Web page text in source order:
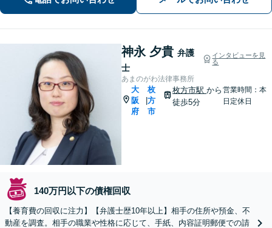
神永 夕貴 弁護
士
インタビューを見
る
あまのがわ法律事務所
大
阪
府
|
枚
方
市
枚方市駅 から
徒歩5分
営業時間：本
日定休日
140万円以下の債権回収
【養育費の回収に注力】【弁護士歴10年以上】相手の住所や預金、不
動産を調査。相手の職業や性格に応じて、手紙、内容証明郵便での請